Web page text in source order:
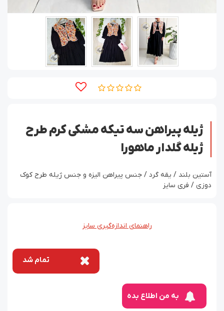
ژیله پیراهن سه تیکه مشکی کرم طرح
ژیله گلدار ماهورا
آستین بلند / یقه گرد / جنس پیراهن الیزه و جنس ژیله طرح کوک
دوزی / فری سایز
راهنمای اندازه‌گیری سایز
تمام شد
به من اطلاع بده